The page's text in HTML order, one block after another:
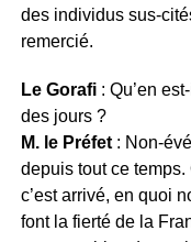
des individus sus-
remercié.
Le Gorafi : Qu’en
des jours ?
M. le Préfet: Non-
depuis tout ce
c’est arrivé, en quoi
font la fierté de la